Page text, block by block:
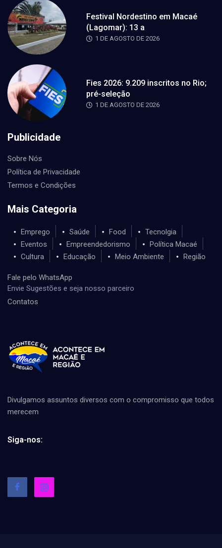
Festival Nordestino em Macaé
(Lagomar): 13 a
1 DE AGOSTO DE 2026
Fies 2026: 9.209 inscritos no Rio;
pré-seleção
1 DE AGOSTO DE 2026
Publicidade
Sobre Nós
Política de Privacidade
Termos e Condições
Mais Categoria
Emprego Saúde Food
Tecnolgia
Eventos
Empreendedorismo
Política Macaé
Cultura
Educação Meio Ambiente Região
Fale pelo WhatsApp
Envie Sugestões e seja nosso parceiro
Contatos
Divulgamos assuntos diversos com o compromisso que todos
merecem
Siga-nos: